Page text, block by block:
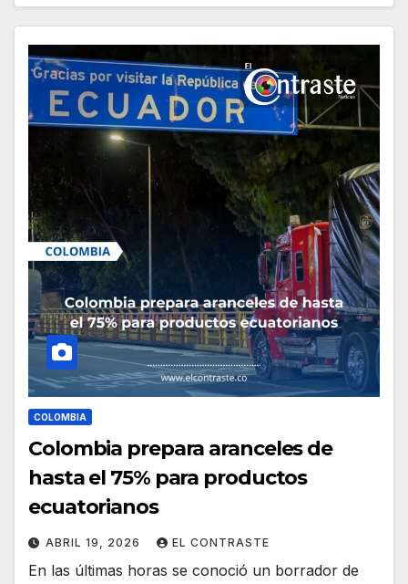
COLOMBIA
Colombia prepara aranceles de
hasta el 75% para productos
ecuatorianos
ABRIL 19, 2026 EL CONTRASTE
En las últimas horas se conoció un borrador de